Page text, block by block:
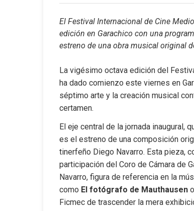
El Festival Internacional de Cine
edición en Garachico con una
estreno de una obra musical original
La vigésimo octava edición del
ha dado comienzo este viernes en
séptimo arte y la creación musical
certamen.
El eje central de la jornada inaugural,
es el estreno de una composición
tinerfeño Diego Navarro. Esta pieza,
participación del Coro de Cámara de
Navarro, figura de referencia en la
como El fotógrafo de Mauthausen o
Ficmec de trascender la mera